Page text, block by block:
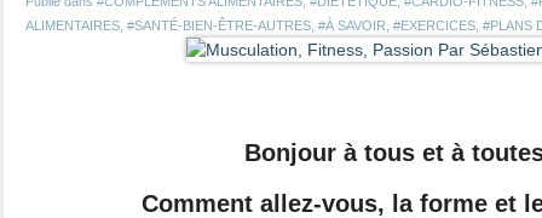
ALIMENTAIRES #SANTÉ-BIEN-ÊTRE-AUTRES #À SAVOIR #EXERCICES #PLANS
Bonjour à tous et à
Comment allez-vous, la forme et